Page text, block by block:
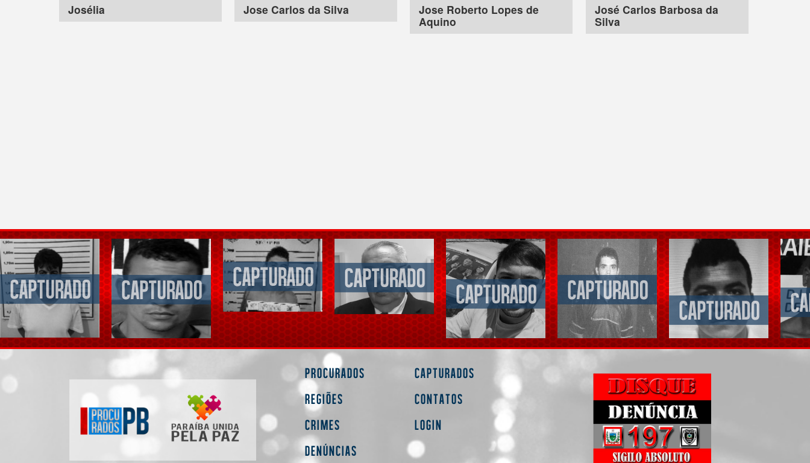
Josélia Jose Carlos da Silva
Jose Roberto Lopes de
Aquino
José Carlos Barbosa da
Silva
Procurados
Regiões
Crimes
Denúncias
Capturados
Contatos
Login